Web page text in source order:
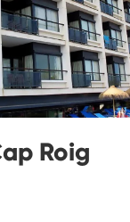
Roig